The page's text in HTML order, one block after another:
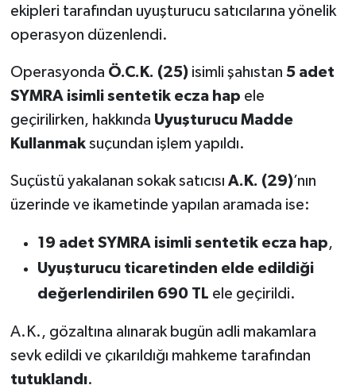
ekipleri tarafından uyuşturucu satıcılarına yönelik
operasyon düzenlendi.
Operasyonda Ö.C.K. (25)isimli şahıstan 5 adet
SYMRA isimli sentetik ecza hap ele
geçirilirken, hakkında Uyuşturucu Madde
Kullanmaksuçundan işlem yapıldı.
Suçüstü yakalanan sokak satıcısı A.K. (29)’nın
üzerinde ve ikametinde yapılan aramada ise:
19 adet SYMRA isimli sentetik ecza hap,
Uyuşturucu ticaretinden elde edildiği
değerlendirilen 690 TL ele geçirildi.
A.K., gözaltına alınarak bugün adli makamlara
sevk edildi ve çıkarıldığı mahkeme tarafından
tutuklandı.
Ülke